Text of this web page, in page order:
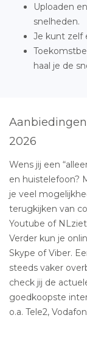
Uploaden
snelheden.
Je kunt zelf
haal je de
2026
Wens jij een
en huistelefoon?
je veel
terugkijken van
Youtube of
Verder kun je
Skype of Viber.
steeds vaker
check jij de
goedkoopste
o.a. Tele2,